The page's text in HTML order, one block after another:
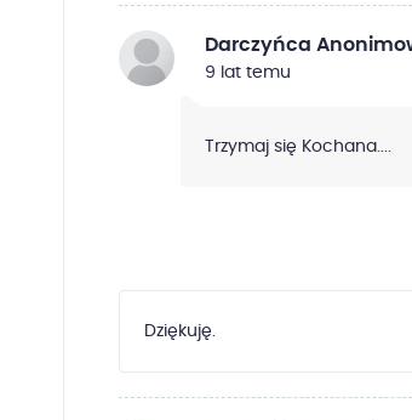
Darczyńca
9 lat temu
Trzymaj się Kochana....
Dziękuję.